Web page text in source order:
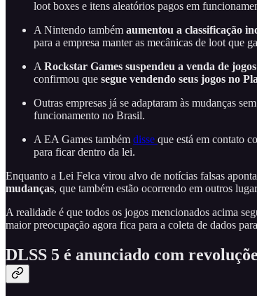
loot boxes e itens aleatórios pagos em
A Nintendo também aumentou a classificação
para a empresa manter as mecânicas de loot que
A Rockstar Games suspendeu a venda de
confirmou que segue vendendo seus jogos no
Outras empresas já se adaptaram às mudanças
funcionamento no Brasil.
A EA Games também disse que está em contato
para ficar dentro da lei.
Enquanto a Lei Felca virou alvo de notícias falsas
mudanças, que também estão ocorrendo em outros
A realidade é que todos os jogos mencionados acima
maior preocupação agora fica para a coleta de dados
DLSS 5 é anunciado com